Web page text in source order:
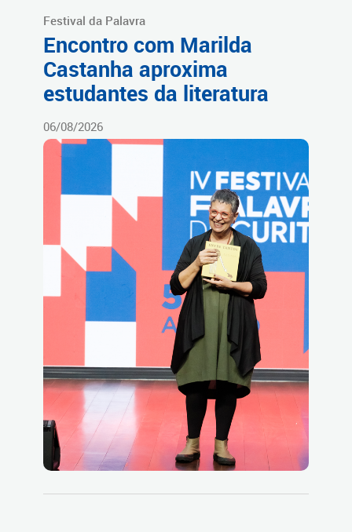
Festival da Palavra
Encontro com Marilda
Castanha aproxima
estudantes da literatura
06/08/2026